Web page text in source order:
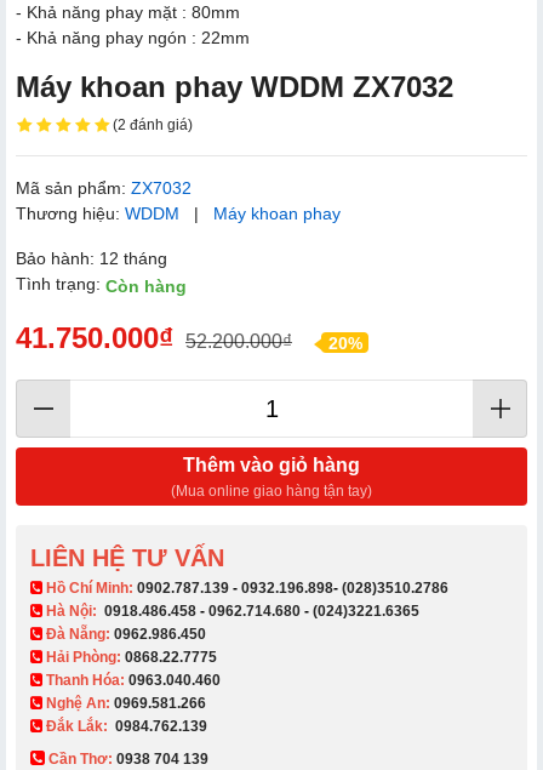
- Khả năng phay mặt : 80mm
- Khả năng phay ngón : 22mm
Máy khoan phay WDDM ZX7032
(2 đánh giá)
Mã sản phẩm: ZX7032
Thương hiệu: WDDM | Máy khoan phay
Bảo hành: 12 tháng
Tình trạng: Còn hàng
41.750.000₫ 52.200.000₫ 20%
Thêm vào giỏ hàng
(Mua online giao hàng tận tay)
LIÊN HỆ TƯ VẤN
​ Hồ Chí Minh: 0902.787.139 - 0932.196.898- (028)3510.2786
Hà Nội: 0918.486.458 - 0962.714.680 - (024)3221.6365
Đà Nẵng: 0962.986.450
Hải Phòng: 0868.22.7775
Thanh Hóa: 0963.040.460
Nghệ An: 0969.581.266
Đắk Lắk: 0984.762.139
Cần Thơ: 0938 704 139​